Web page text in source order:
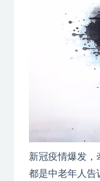
新冠疫情爆发，
都是中老年人告